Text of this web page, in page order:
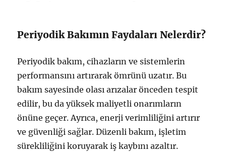
Periyodik Bakımın Faydaları Nelerdir?
Periyodik bakım, cihazların ve sistemlerin
performansını artırarak ömrünü uzatır. Bu
bakım sayesinde olası arızalar önceden tespit
edilir, bu da yüksek maliyetli onarımların
önüne geçer. Ayrıca, enerji verimliliğini artırır
ve güvenliği sağlar. Düzenli bakım, işletim
sürekliliğini koruyarak iş kaybını azaltır.